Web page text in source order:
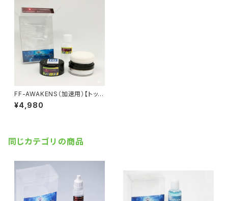
FF-AWAKENS（加速用）【トップ
パウダー】
¥4,980
同じカテゴリの商品